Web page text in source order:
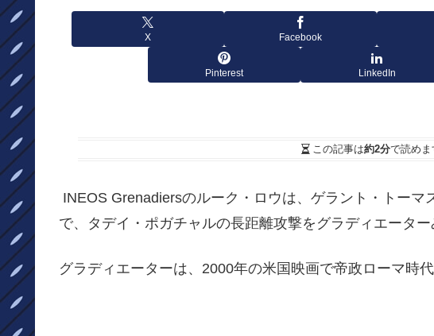
X Facebook
Pinterest LinkedIn
この記事は約2分で読めま
INEOS Grenadiersのルーク・ロウは、ゲラント・トーマ
で、タデイ・ポガチャルの長距離攻撃をグラディエーター
グラディエーターは、2000年の米国映画で帝政ローマ時